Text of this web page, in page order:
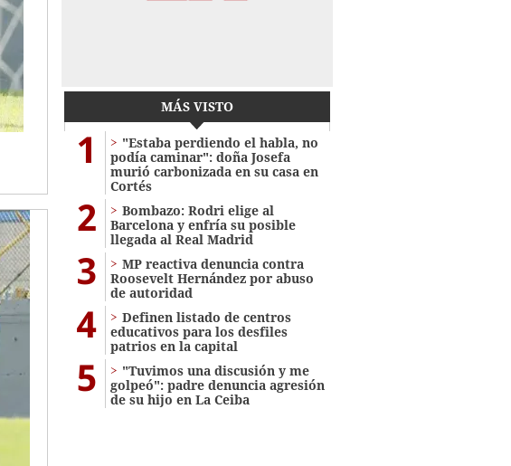
MÁS VISTO
1
"Estaba perdiendo el habla, no
podía caminar": doña Josefa
murió carbonizada en su casa en
Cortés
2
Bombazo: Rodri elige al
Barcelona y enfría su posible
llegada al Real Madrid
3
MP reactiva denuncia contra
Roosevelt Hernández por abuso
de autoridad
4
Definen listado de centros
educativos para los desfiles
patrios en la capital
5
"Tuvimos una discusión y me
golpeó": padre denuncia agresión
de su hijo en La Ceiba